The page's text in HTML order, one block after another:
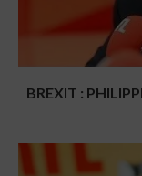
BREXIT :